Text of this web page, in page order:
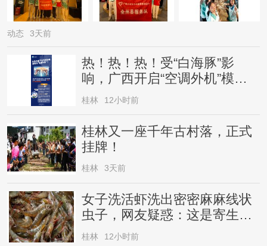
动态 3天前
热！热！热！受“白海豚”影
响，广西开启“空调外机”模
式，局地气温直冲38℃
桂林 12小时前
桂林又一座千年古村落，正式
挂牌！
桂林 3天前
女子洗活虾洗出密密麻麻线状
虫子，网友疑惑：这是寄生虫
还是虾崽？医生提醒→
桂林 12小时前